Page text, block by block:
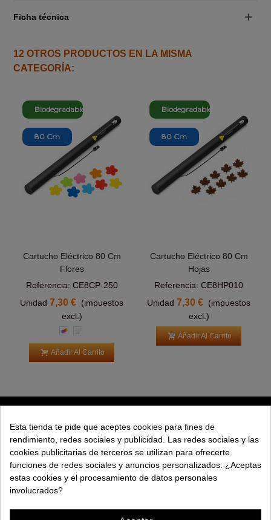
Ficha técnica
12 OTROS PRODUCTOS EN LA MISMA
CATEGORÍA:
Biodegradable
80 Cm
Cartucho Eléctrico 80 Cm
Flores
Referencia: CE8CP-250
Unidad7,30 € (impuestos
excl.)
Multicolor
Añadir Al Carrito
Biodegradable
80 Cm
Cartucho Eléctrico 80 Cm
Hojas
Referencia: CE8HP010
Unidad7,30 € (impuestos
excl.)
Añadir Al Carrito
EXPLORAR
EMPRESA
Esta tienda te pide que aceptes cookies para fines de
rendimiento, redes sociales y publicidad. Las redes sociales y las
cookies publicitarias de terceros se utilizan para ofrecerte
funciones de redes sociales y anuncios personalizados. ¿Aceptas
estas cookies y el procesamiento de datos personales
involucrados?